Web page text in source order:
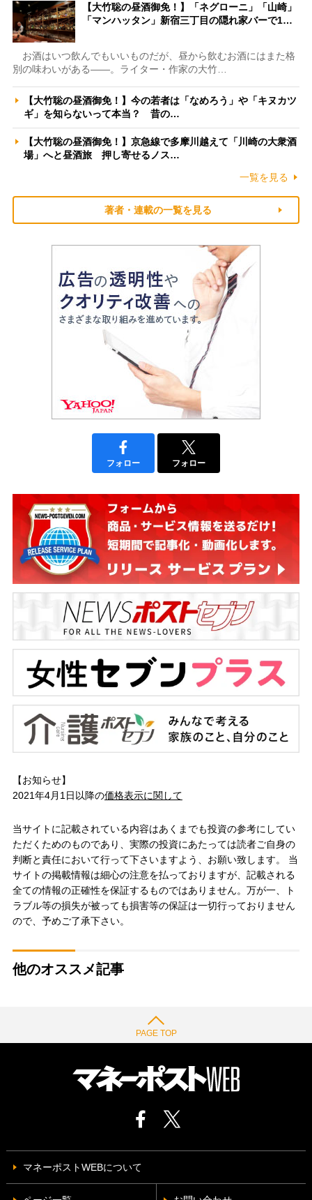
【大竹聡の昼酒御免！】「ネグローニ」「山崎」
「マンハッタン」新宿三丁目の隠れ家バーで1…
お酒はいつ飲んでもいいものだが、昼から飲むお酒にはまた格
別の味わいがある――。ライター・作家の大竹…
【大竹聡の昼酒御免！】今の若者は「なめろう」や「キヌカツ
ギ」を知らないって本当？ 昔の…
【大竹聡の昼酒御免！】京急線で多摩川越えて「川崎の大衆酒
場」へと昼酒旅 押し寄せるノス…
一覧を見る
著者・連載の一覧を見る
フォロー フォロー
【お知らせ】
2021年4月1日以降の価格表示に関して
当サイトに記載されている内容はあくまでも投資の参考にしてい
ただくためのものであり、実際の投資にあたっては読者ご自身の
判断と責任において行って下さいますよう、お願い致します。 当
サイトの掲載情報は細心の注意を払っておりますが、記載される
全ての情報の正確性を保証するものではありません。万が一、ト
ラブル等の損失が被っても損害等の保証は一切行っておりません
ので、予めご了承下さい。
他のオススメ記事
PAGE TOP
マネーポストWEBについて